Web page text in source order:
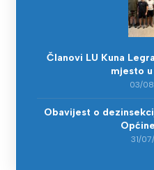
Članovi LU Kuna
mjesto
03/
Obavijest o
31/